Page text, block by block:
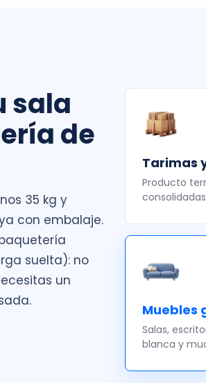
sala
de
35 kg y
con embalaje.
suelta): no
un
Tarimas
Producto
Muebles
Salas,
blanca y